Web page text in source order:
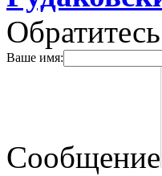
Ваше имя:
Сообщение